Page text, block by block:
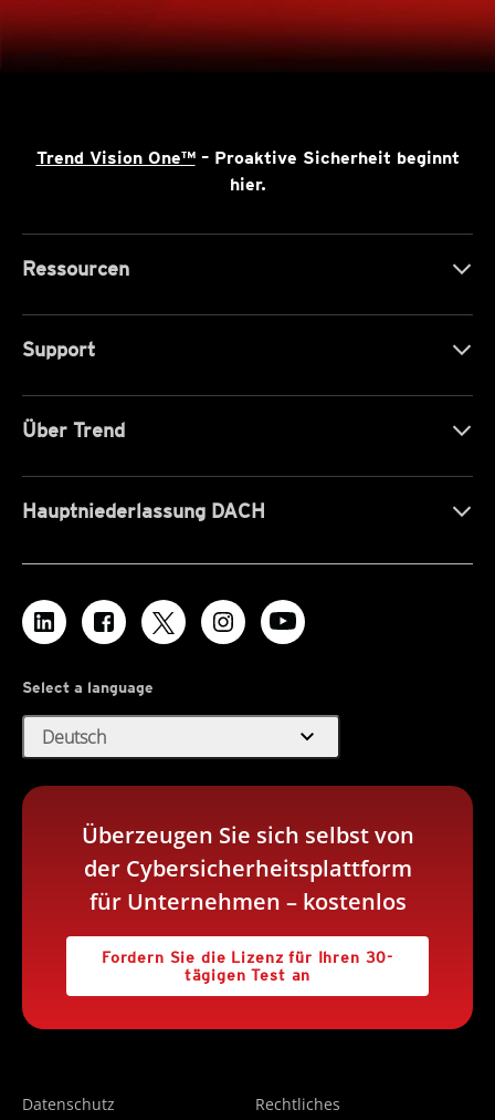
Trend Vision One™– Proaktive Sicherheit beginnt
hier.
Ressourcen
Support
Über Trend
Hauptniederlassung DACH
Select a language
Deutsch expand_more
Überzeugen Sie sich selbst von
der Cybersicherheitsplattform
für Unternehmen – kostenlos
Fordern Sie die Lizenz für Ihren 30-
tägigen Test an
Datenschutz Rechtliches